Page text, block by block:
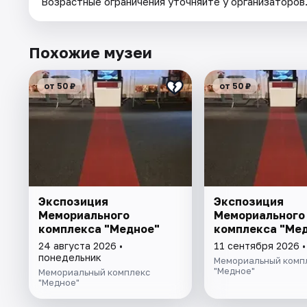
Похожие музеи
от 50 ₽
Экспозиция
Мемориального
комплекса "Медное"
24 августа 2026 •
понедельник
Мемориальный комплекс
"Медное"
от 50 ₽
Экспозиция
Мемориального
комплекса
11 сентября 2026
Мемориальный
"Медное"